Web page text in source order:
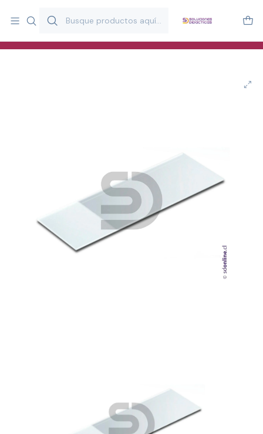
y estimulación infantil en Chile.
Especialistas en recursos educativos para aulas, terapeutas y